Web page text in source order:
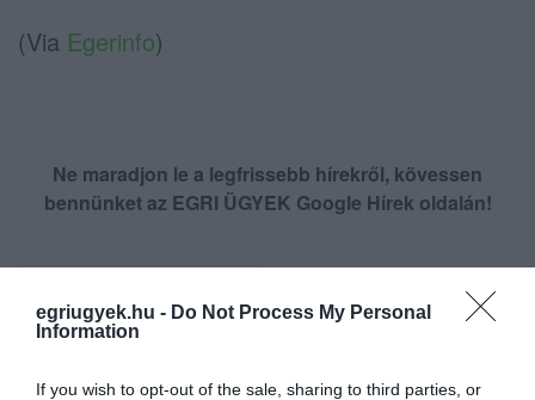
egriugyek.hu - Do Not Process My Personal
Information
If you wish to opt-out of the sale, sharing to third parties, or
(Via Egerinfo)
Ne maradjon le a legfrissebb hírekről, kövessen
bennünket az EGRI ÜGYEK Google Hírek oldalán!